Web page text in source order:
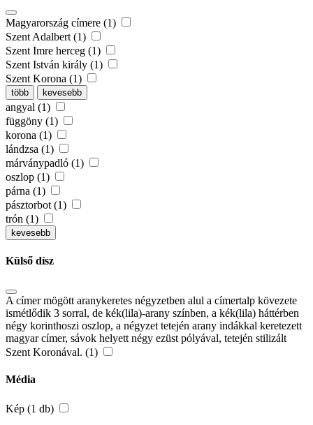
Magyarország címere (1)
Szent Adalbert (1)
Szent Imre herceg (1)
Szent István király (1)
Szent Korona (1)
több kevesebb
angyal (1)
függöny (1)
korona (1)
lándzsa (1)
márványpadló (1)
oszlop (1)
párna (1)
pásztorbot (1)
trón (1)
kevesebb
Külső dísz
A címer mögött aranykeretes négyzetben alul a címertalp kövezete
ismétlődik 3 sorral, de kék(lila)-arany színben, a kék(lila) háttérben
négy korinthoszi oszlop, a négyzet tetején arany indákkal keretezett
magyar címer, sávok helyett négy ezüst pólyával, tetején stilizált
Szent Koronával. (1)
Média
Kép (1 db)